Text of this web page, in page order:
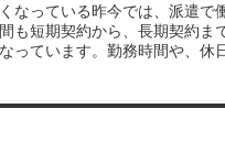
なっている昨今では、派遣で
も短期契約から、長期契約ま
っています。勤務時間や、休